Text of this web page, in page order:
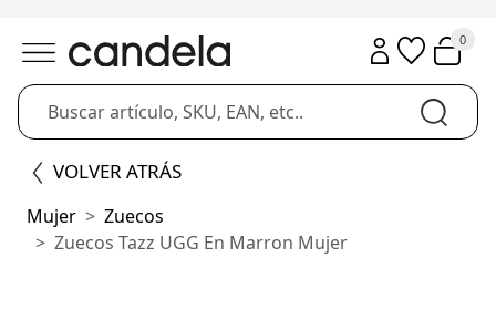
0
VOLVER ATRÁS
Mujer
Zuecos
Zuecos Tazz UGG En Marron Mujer